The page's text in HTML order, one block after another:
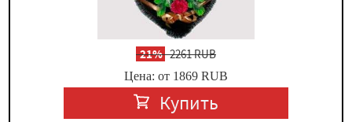
-21%2261 RUB
Цена: от 1869 RUB
Купить